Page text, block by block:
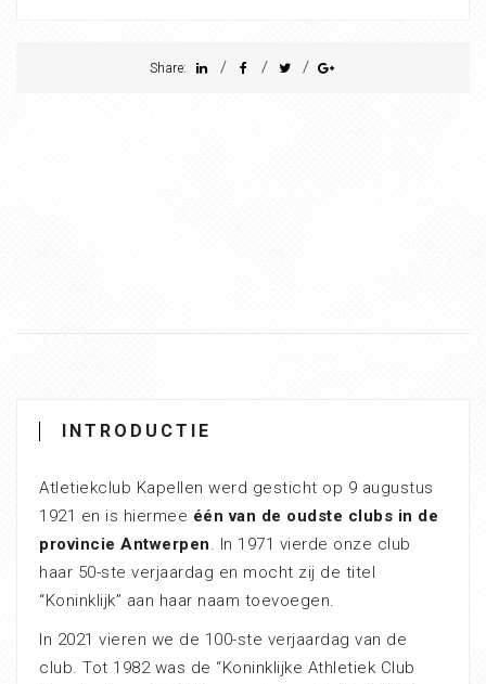
Share: / / /
INTRODUCTIE
Atletiekclub Kapellen werd gesticht op 9 augustus
1921 en is hiermee één van de oudste clubs in de
provincie Antwerpen . In 1971 vierde onze club
haar 50-ste verjaardag en mocht zij de titel
“Koninklijk” aan haar naam toevoegen.
In 2021 vieren we de 100-ste verjaardag van de
club. Tot 1982 was de “Koninklijke Athletiek Club